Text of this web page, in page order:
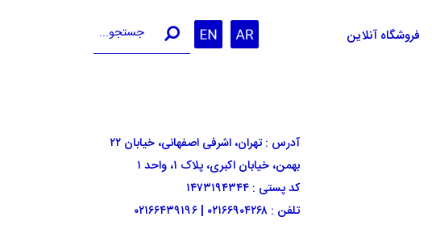
فروشگاه آنلاین
جستجو در سایت
آدرس : تهران، اشرفی اصفهانی، خیابان ۲۲
بهمن، خیابان اکبری، پلاک ۱، واحد ۱
کد پستی : ۱۴۷۳۱۹۴۳۴۴
تلفن : ۰۲۱۶۶۹۰۴۲۶۸ | ۰۲۱۶۶۴۳۹۱۹۶